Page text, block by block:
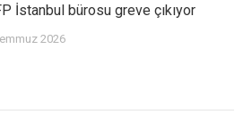
İstanbul bürosu greve çıkıyor
2026